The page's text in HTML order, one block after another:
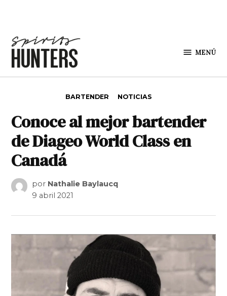
MENÚ
BARTENDER NOTICIAS
Conoce al mejor bartender
de Diageo World Class en
Canadá
por Nathalie Baylaucq
9 abril 2021